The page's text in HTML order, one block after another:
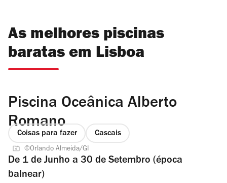
As melhores piscinas
baratas em Lisboa
Piscina Oceânica Alberto
Romano
Coisas para fazer Cascais
©Orlando Almeida/GI
De 1 de Junho a 30 de Setembro (época
balnear)